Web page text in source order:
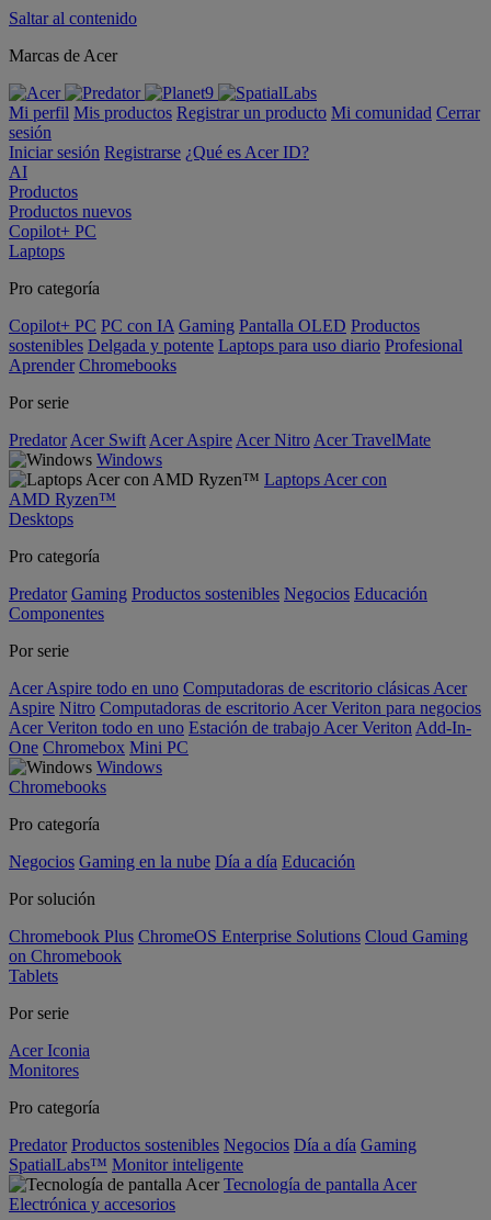
Saltar al contenido
Marcas de Acer
Mi perfil Mis productos Registrar un producto Mi comunidad Cerrar
sesión
Iniciar sesión Registrarse ¿Qué es Acer ID?
AI
Productos
Productos nuevos
Copilot+ PC
Laptops
Pro categoría
Copilot+ PC PC con IA Gaming Pantalla OLED Productos
sostenibles Delgada y potente Laptops para uso diario Profesional
Aprender Chromebooks
Por serie
Predator Acer Swift Acer Aspire Acer Nitro Acer TravelMate
Windows
Laptops Acer con
AMD Ryzen™
Desktops
Pro categoría
Predator Gaming Productos sostenibles Negocios Educación
Componentes
Por serie
Acer Aspire todo en uno Computadoras de escritorio clásicas Acer
Aspire Nitro Computadoras de escritorio Acer Veriton para negocios
Acer Veriton todo en uno Estación de trabajo Acer Veriton Add-In-
One Chromebox Mini PC
Windows
Chromebooks
Pro categoría
Negocios Gaming en la nube Día a día Educación
Por solución
Chromebook Plus ChromeOS Enterprise Solutions Cloud Gaming
on Chromebook
Tablets
Por serie
Acer Iconia
Monitores
Pro categoría
Predator Productos sostenibles Negocios Día a día Gaming
SpatialLabs™ Monitor inteligente
Tecnología de pantalla Acer
Electrónica y accesorios